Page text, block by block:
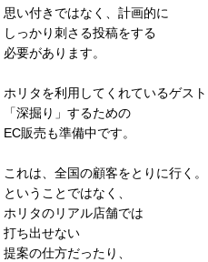
思い付きではなく、計画的に
しっかり刺さる投稿をする
必要があります。
ホリタを利用してくれているゲス
「深掘り」するための
EC販売も準備中です。
これは、全国の顧客をとりに行く。
ということではなく、
ホリタのリアル店舗では
打ち出せない
提案の仕方だったり、